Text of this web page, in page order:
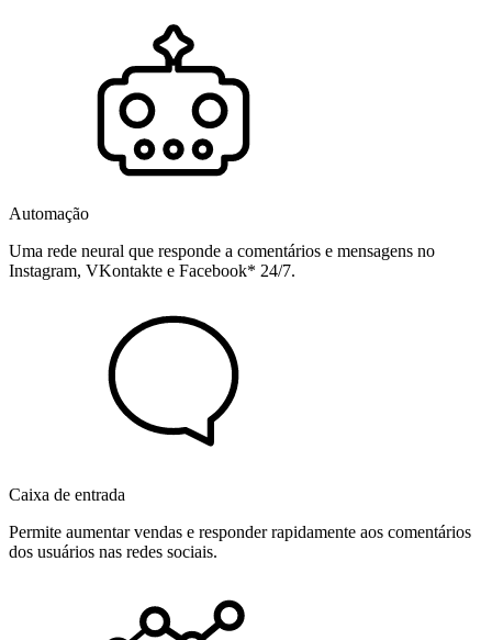
Automação
Uma rede neural que responde a comentários e mensagens no
Instagram, VKontakte e Facebook* 24/7.
Caixa de entrada
Permite aumentar vendas e responder rapidamente aos comentários
dos usuários nas redes sociais.